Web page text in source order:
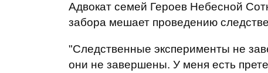
Адвокат семей Героев Небесной
забора мешает проведению
"Следственные эксперименты не
они не завершены. У меня есть